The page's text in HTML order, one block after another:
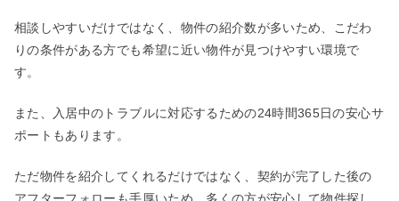
相談しやすいだけではなく、物件の紹介数が多いため、こだわ
りの条件がある方でも希望に近い物件が見つけやすい環境で
す。
また、入居中のトラブルに対応するための24時間365日の安心サ
ポートもあります。
ただ物件を紹介してくれるだけではなく、契約が完了した後の